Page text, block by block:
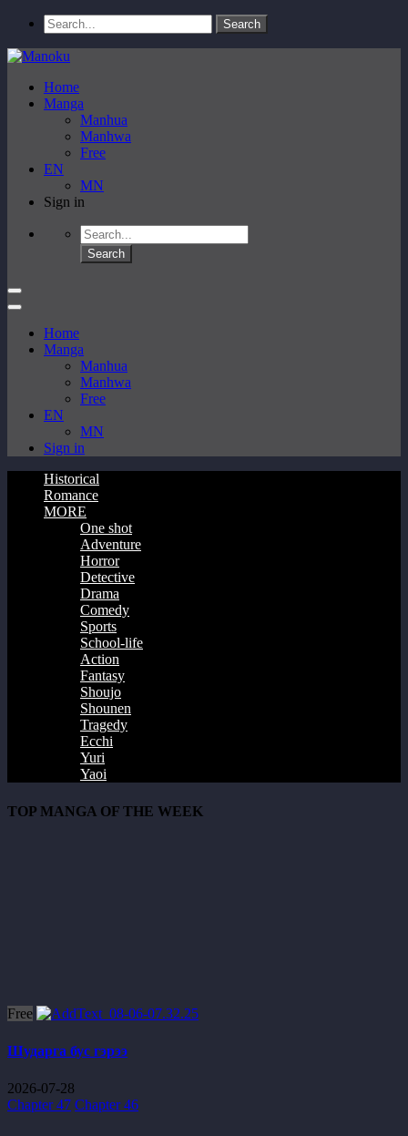
Home
Manga
Manhua
Manhwa
Free
EN
MN
Sign in
Home
Manga
Manhua
Manhwa
Free
EN
MN
Sign in
Historical
Romance
MORE
One shot
Adventure
Horror
Detective
Drama
Comedy
Sports
School-life
Action
Fantasy
Shoujo
Shounen
Tragedy
Ecchi
Yuri
Yaoi
TOP MANGA OF THE WEEK
Free
Шударга бус гэрээ
2026-07-28
Chapter 47 Chapter 46